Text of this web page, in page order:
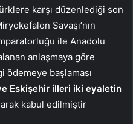
karşı düzenlediği son
Savaşı’nın
ile Anadolu
anlaşmaya göre
ödemeye başlaması
Eskişehir illeri iki eyaletin
kabul edilmiştir